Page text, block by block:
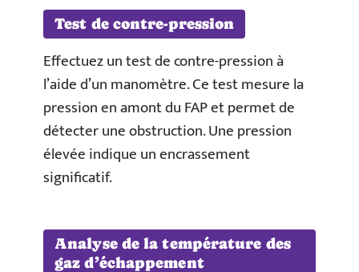
Test de contre-pression
Effectuez un test de contre-pression à
l’aide d’un manomètre. Ce test mesure la
pression en amont du FAP et permet de
détecter une obstruction. Une pression
élevée indique un encrassement
significatif.
Analyse de la température des
gaz d’échappement